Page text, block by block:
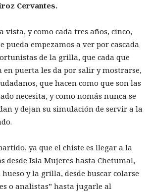
Cervantes.
vista, y como cada tres años, cinco,
pueda empezamos a ver por cascada
de la grilla, que cada que
en puerta les da por salir y mostrarse,
que hacen como que son las
necesita, y como nomás nunca se
y dejan su simulación de servir a la
ya que el chiste es llegar a la
desde Isla Mujeres hasta Chetumal,
y la grilla, desde buscar colarse
o analistas” hasta jugarle al